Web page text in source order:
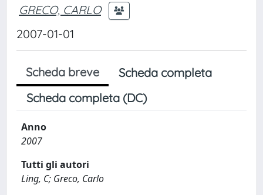
GRECO, CARLO
2007-01-01
Scheda breve
Scheda completa
Scheda completa (DC)
Anno
2007
Tutti gli autori
Ling, C; Greco, Carlo